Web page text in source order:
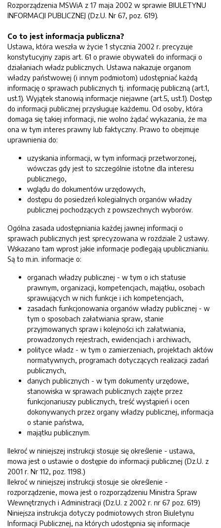
Rozporządzenia MSWiA z 17 maja 2002 w sprawie BIULETYNU
INFORMACJI PUBLICZNEJ (Dz.U. Nr 67, poz. 619).
Co to jest informacja publiczna?
Ustawa, która weszła w życie 1 stycznia 2002 r. precyzuje
konstytucyjny zapis art. 61 o prawie obywateli do informacji o
działaniach władz publicznych. Ustawa nakazuje organom
władzy państwowej (i innym podmiotom) udostępniać każdą
informację o sprawach publicznych tj. informację publiczną (art.1,
ust.1). Wyjątek stanowią informacje niejawne (art.5, ust.1). Dostęp
do informacji publicznej przysługuje każdemu. Od osoby, która
domaga się takiej informacji, nie wolno żądać wykazania, że ma
ona w tym interes prawny lub faktyczny. Prawo to obejmuje
uprawnienia do:
uzyskania informacji, w tym informacji przetworzonej,
wówczas gdy jest to szczególnie istotne dla interesu
publicznego,
wglądu do dokumentów urzędowych,
dostępu do posiedzeń kolegialnych organów władzy
publicznej pochodzących z powszechnych wyborów.
Ogólna zasada udostępniania każdej jawnej informacji o
sprawach publicznych jest sprecyzowana w rozdziale 2 ustawy.
Wskazano tam wprost jakie informacje podlegają upublicznianiu.
Są to m.in. informacje o:
organach władzy publicznej - w tym o ich statusie
prawnym, organizacji, kompetencjach, majątku, osobach
sprawujących w nich funkcje i ich kompetencjach,
zasadach funkcjonowania organów władzy publicznej - w
tym o sposobach załatwiania spraw, stanie
przyjmowanych spraw i kolejności ich załatwiania,
prowadzonych rejestrach, ewidencjach i archiwach,
polityce władz - w tym o zamierzeniach, projektach aktów
normatywnych, programach dotyczących realizacji zadań
publicznych,
danych publicznych - w tym dokumenty urzędowe,
stanowiska w sprawach publicznych zajęte przez
funkcjonariuszy publicznych, treść wystąpień i ocen
dokonywanych przez organy władzy publicznej, informacja
o stanie państwa,
majątku publicznym.
Ilekroć w niniejszej instrukcji stosuje się określenie - ustawa,
mowa jest o ustawie o dostępie do informacji publicznej (Dz.U. z
2001 r. Nr 112, poz. 1198.)
Ilekroć w niniejszej instrukcji stosuje sie określenie -
rozporządzenie, mowa jest o rozporządzeniu Ministra Spraw
Wewnętrznych i Administracji (Dz.U. z 2002 r. nr 67 poz. 619)
Niniejsza instrukcja dotyczy podmiotowych stron Biuletynu
Informacji Publicznej, na których udostępnia się informacje